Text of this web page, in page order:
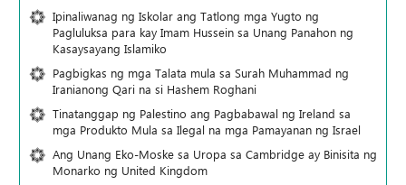
Ipinaliwanag ng Iskolar ang Tatlong mga Yugto ng
Pagluluksa para kay Imam Hussein sa Unang Panahon ng
Kasaysayang Islamiko
Pagbigkas ng mga Talata mula sa Surah Muhammad ng
Iranianong Qari na si Hashem Roghani
Tinatanggap ng Palestino ang Pagbabawal ng Ireland sa
mga Produkto Mula sa Ilegal na mga Pamayanan ng Israel
Ang Unang Eko-Moske sa Uropa sa Cambridge ay Binisita ng
Monarko ng United Kingdom